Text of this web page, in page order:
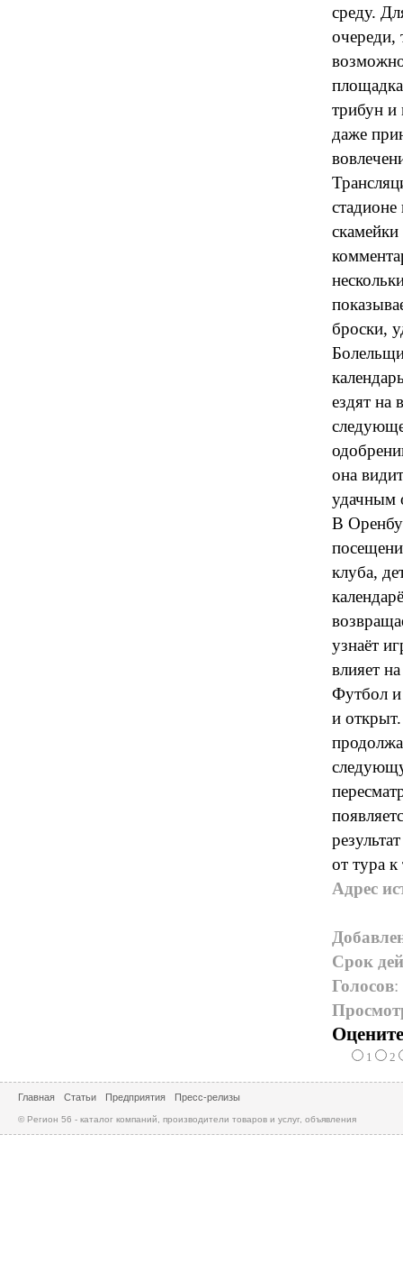
среду.
очереди,
трибун и
даже
броски,
ездят на
она
удачным
В
клуба,
узнаёт
влияет
Футбол и
и
от тура
Адрес
Срок
Голосов:
1 2
Главная Статьи Предприятия Пресс-релизы
© Регион 56 - каталог компаний, производители товаров и услуг, объявления